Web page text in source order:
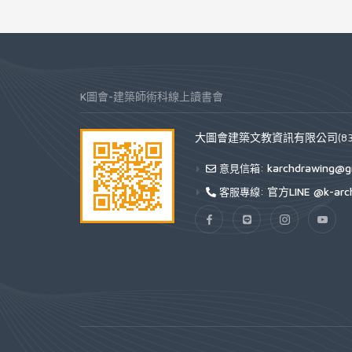
K圖會-建築師術科線上讀書會
大圖會建築文教資訊有限公司
意見信箱:
客服專線: 官方LINE @k-